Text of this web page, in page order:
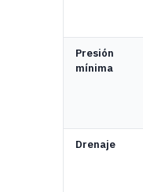
Presión
mínima
Drenaje